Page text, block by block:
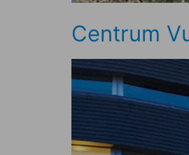
Centrum